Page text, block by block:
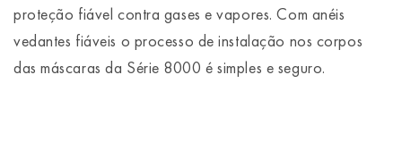
proteção fiável contra gases e vapores. Com anéis
vedantes fiáveis o processo de instalação nos corpos
das máscaras da Série 8000 é simples e seguro.